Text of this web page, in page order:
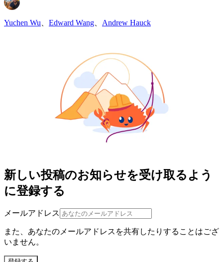
Yuchen Wu Edward Wang Andrew Hauck
新しい投稿のお知らせを受け取るよう
に登録する
メールアドレス
また、あなたのメールアドレスを共有したりすることはござ
いません。